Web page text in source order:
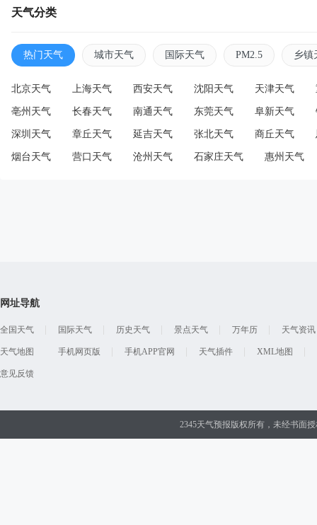
天气分类
热门天气 城市天气 国际天气 PM2.5 乡镇
北京天气 上海天气 西安天气 沈阳天气 天津天气
亳州天气 长春天气 南通天气 东莞天气 阜新天气
深圳天气 章丘天气 延吉天气 张北天气 商丘天气
烟台天气 营口天气 沧州天气 石家庄天气 惠州天气
网址导航
全国天气 国际天气 历史天气 景点天气 万年历 天气资讯
天气地图 手机网页版 手机APP官网 天气插件 XML地图
意见反馈
2345天气预报版权所有，未经书面